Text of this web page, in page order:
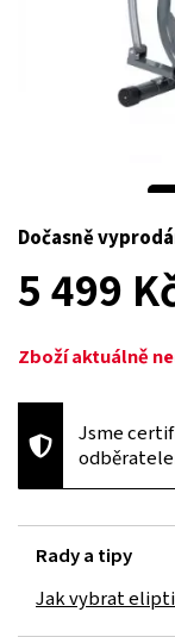
Dočasně
5 499
Zboží aktuálně
Jsme
Rady a tipy
Jak vybrat